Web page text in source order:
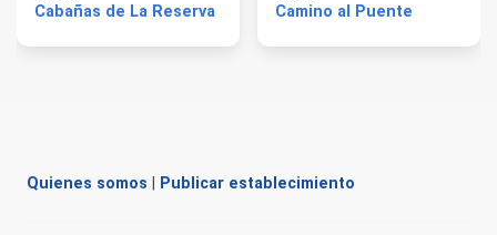
Cabañas de La Reserva Camino al Puente
Quienes somos Publicar establecimiento